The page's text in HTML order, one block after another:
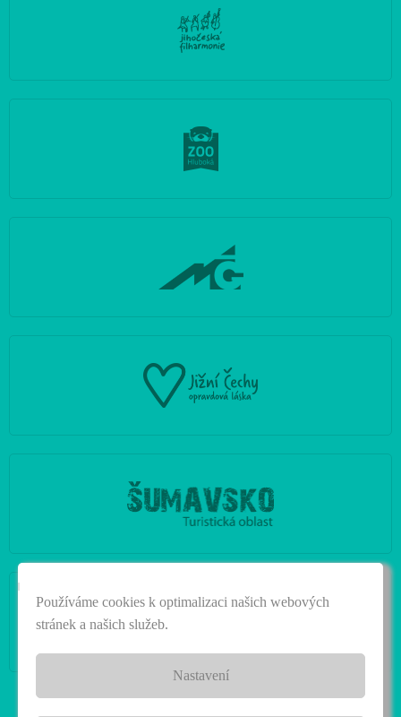
|
Používáme cookies k optimalizaci našich webových
stránek a našich služeb.
Nastavení